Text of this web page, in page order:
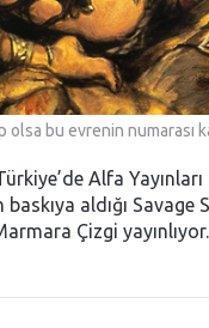
olsa bu evrenin numarası
Alfa
aldığı Savage
Çizgi